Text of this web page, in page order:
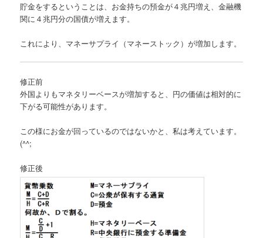
貯金をするということは、お金持ちの預金が４兆円増え、金融機
関に４兆円分の国債が増えます。
これにより、マネーサプライ（マネーストック）が増加します。
修正前
外国よりもマネタリーベースが増加すると、円の価値は相対的に
下がる可能性があります。
この様にお金が回っているのではないかと、私は考えています。
(^^;
修正後